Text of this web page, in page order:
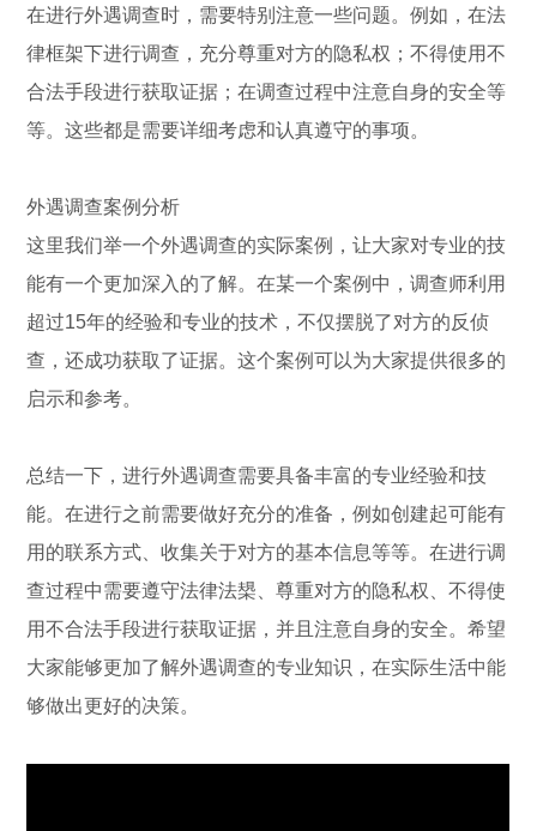
在进行外遇调查时，需要特别注意一些问题。例如，在法
律框架下进行调查，充分尊重对方的隐私权；不得使用不
合法手段进行获取证据；在调查过程中注意自身的安全等
等。这些都是需要详细考虑和认真遵守的事项。
外遇调查案例分析
这里我们举一个外遇调查的实际案例，让大家对专业的技
能有一个更加深入的了解。在某一个案例中，调查师利用
超过15年的经验和专业的技术，不仅摆脱了对方的反侦
查，还成功获取了证据。这个案例可以为大家提供很多的
启示和参考。
总结一下，进行外遇调查需要具备丰富的专业经验和技
能。在进行之前需要做好充分的准备，例如创建起可能有
用的联系方式、收集关于对方的基本信息等等。在进行调
查过程中需要遵守法律法槼、尊重对方的隐私权、不得使
用不合法手段进行获取证据，并且注意自身的安全。希望
大家能够更加了解外遇调查的专业知识，在实际生活中能
够做出更好的决策。